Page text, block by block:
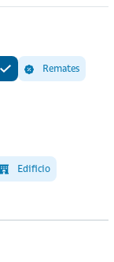
Remates
Edificio